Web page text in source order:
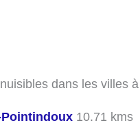
dans les villes à
10.71 kms